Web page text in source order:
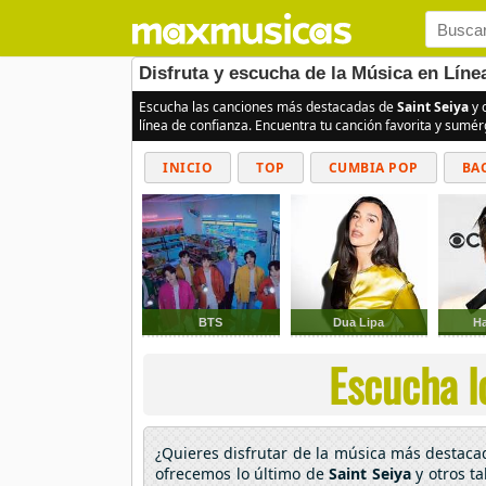
Disfruta y escucha de la Música en
Escucha las canciones más destacadas deSaint Seiyay
línea de confianza. Encuentra tu canción favorita y
INICIO TOP CUMBIA POP
BTS Dua Lipa
Escucha
¿Quieres disfrutar de la música más
ofrecemos lo último de Saint Seiyay otros